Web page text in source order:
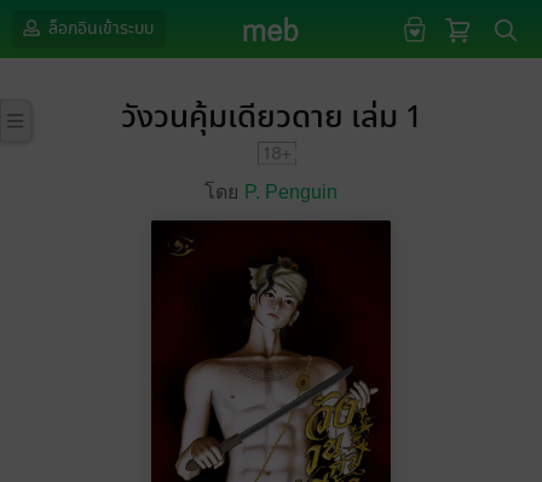
ล็อกอินเข้าระบบ
วังวนคุ้มเดียวดาย เล่ม 1
โดย P. Penguin